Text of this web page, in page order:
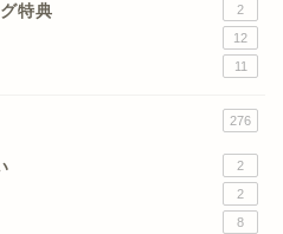
特典 2
12
11
276
2
2
8